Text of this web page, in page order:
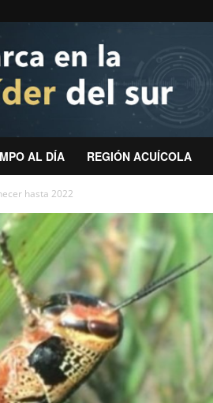
AL DÍA REGIÓN ACUÍCOLA
hasta 2022